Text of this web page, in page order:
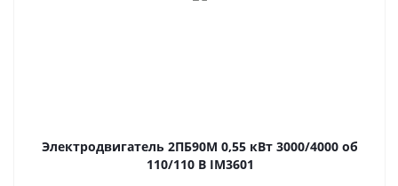
Электродвигатель 2ПБ90М 0,55 кВт 3000/4000 об
110/110 В IM3601